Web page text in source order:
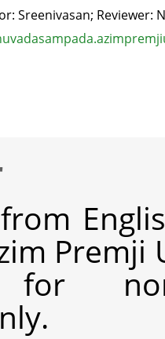
Sreenivasan; Reviewer:
Premji
non-